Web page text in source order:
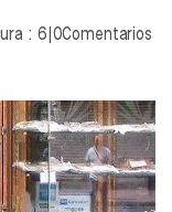
: 6 0Comentarios